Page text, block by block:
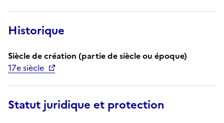
Historique
Siècle de création (partie de siècle ou époque)
17e siècle
Statut juridique et protection